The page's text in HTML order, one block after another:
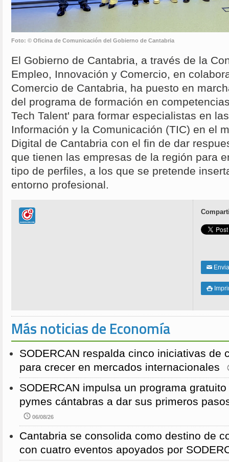
Foto: © Oficina de Comunicación del Gobierno de Cantabria
El Gobierno de Cantabria, a través de la
Empleo, Innovación y Comercio, en
Comercio de Cantabria, ha puesto en
del programa de formación en
Tech Talent' para formar especialistas en
Información y la Comunicación (TIC) en el
Digital de Cantabria con el fin de dar
que tienen las empresas de la región para
tipo de perfiles, a los que se pretende
entorno profesional.
✉

Más noticias de Economía
SODERCAN respalda cinco iniciativas de
para crecer en mercados internacionales
SODERCAN impulsa un programa
pymes cántabras a dar sus primeros
06/08/26
Cantabria se consolida como destino de
con cuatro eventos apoyados por